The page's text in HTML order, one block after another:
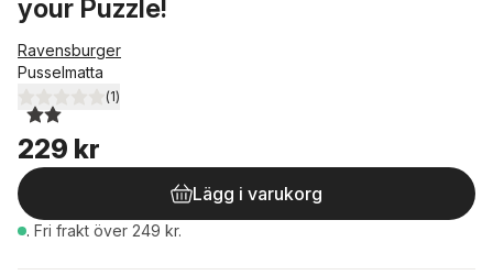
your Puzzle!
Ravensburger
Pusselmatta
2,0utav 5 stjärnor. Totalt antal röster:
(1)
229 kr
Lägg i varukorg
. Fri frakt över 249 kr.